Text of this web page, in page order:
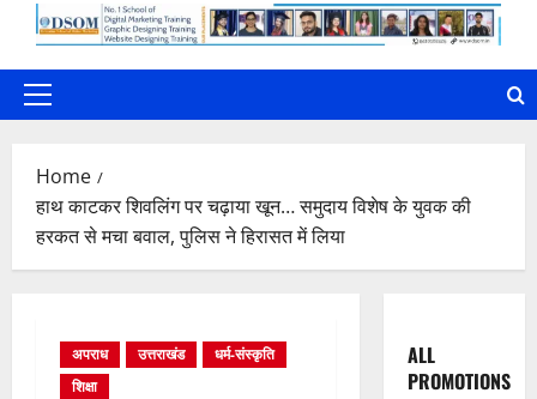
Primary
Home
हाथ काटकर शिवलिंग पर चढ़ाया खून… समुदाय विशेष के युवक की
हरकत से मचा बवाल, पुलिस ने हिरासत में लिया
अपराध उत्तराखंड
धर्म-संस्कृति
शिक्षा
ALL
PROMOTIONS